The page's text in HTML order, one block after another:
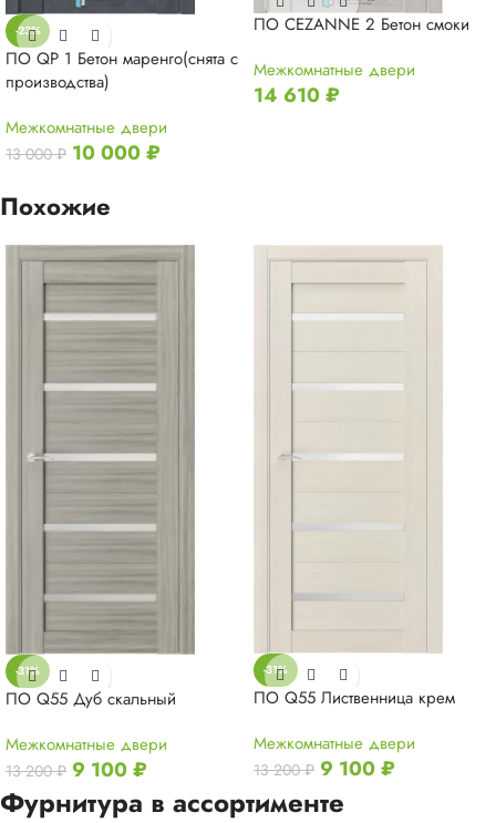
-23%
ПО QP 1 Бетон маренго(снята с
производства)
Межкомнатные двери
13 000₽ 10 000₽
ПО CEZANNE 2 Бетон смоки
Межкомнатные двери
14 610₽
Похожие
-31%
ПО Q55 Дуб скальный
Межкомнатные двери
13 200₽ 9 100₽
-31%
ПО Q55 Лиственница крем
Межкомнатные двери
13 200₽ 9 100₽
Фурнитура в ассортименте